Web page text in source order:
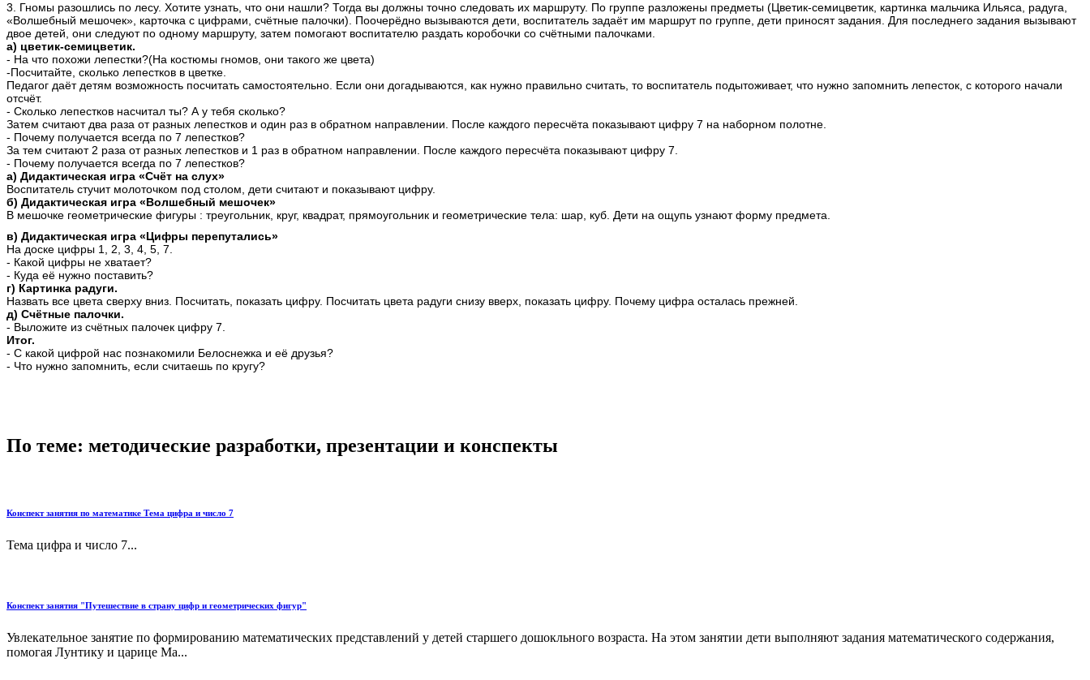
3. Гномы разошлись по лесу. Хотите узнать, что они нашли? Тогда вы должны точно следовать их маршруту. По группе разложены предметы (Цветик-семицветик, картинка мальчика Ильяса, радуга,
«Волшебный мешочек», карточка с цифрами, счётные палочки). Поочерёдно вызываются дети, воспитатель задаёт им маршрут по группе, дети приносят задания. Для последнего задания вызывают
двое детей, они следуют по одному маршруту, затем помогают воспитателю раздать коробочки со счётными палочками.
а) цветик-семицветик.
- На что похожи лепестки?(На костюмы гномов, они такого же цвета)
-Посчитайте, сколько лепестков в цветке.
Педагог даёт детям возможность посчитать самостоятельно. Если они догадываются, как нужно правильно считать, то воспитатель подытоживает, что нужно запомнить лепесток, с которого начали
отсчёт.
- Сколько лепестков насчитал ты? А у тебя сколько?
Затем считают два раза от разных лепестков и один раз в обратном направлении. После каждого пересчёта показывают цифру 7 на наборном полотне.
- Почему получается всегда по 7 лепестков?
За тем считают 2 раза от разных лепестков и 1 раз в обратном направлении. После каждого пересчёта показывают цифру 7.
- Почему получается всегда по 7 лепестков?
а) Дидактическая игра «Счёт на слух»
Воспитатель стучит молоточком под столом, дети считают и показывают цифру.
б) Дидактическая игра «Волшебный мешочек»
В мешочке геометрические фигуры : треугольник, круг, квадрат, прямоугольник и геометрические тела: шар, куб. Дети на ощупь узнают форму предмета.
в) Дидактическая игра «Цифры перепутались»
На доске цифры 1, 2, 3, 4, 5, 7.
- Какой цифры не хватает?
- Куда её нужно поставить?
г) Картинка радуги.
Назвать все цвета сверху вниз. Посчитать, показать цифру. Посчитать цвета радуги снизу вверх, показать цифру. Почему цифра осталась прежней.
д) Счётные палочки.
- Выложите из счётных палочек цифру 7.
Итог.
- С какой цифрой нас познакомили Белоснежка и её друзья?
- Что нужно запомнить, если считаешь по кругу?
По теме: методические разработки, презентации и конспекты
Конспект занятия по математике Тема цифра и число 7
Тема цифра и число 7...
Конспект занятия "Путешествие в страну цифр и геометрических фигур"
Увлекательное занятие по формированию математических представлений у детей старшего дошокльного возраста. На этом занятии дети выполняют задания математического содержания,
помогая Лунтику и царице Ма...